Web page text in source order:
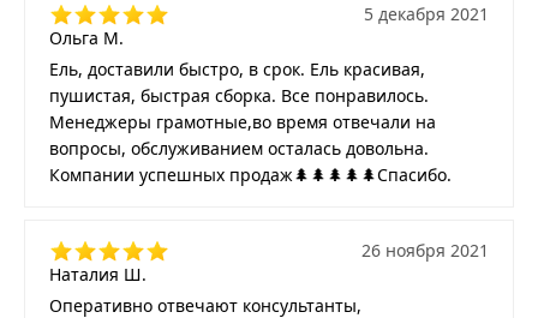
Ольга М.
5 декабря 2021
Ель, доставили быстро, в срок. Ель красивая,
пушистая, быстрая сборка. Все понравилось.
Менеджеры грамотные,во время отвечали на
вопросы, обслуживанием осталась довольна.
Компании успешных продаж🌲🌲🌲🌲🌲Спасибо.
Наталия Ш.
26 ноября 2021
Оперативно отвечают консультанты,